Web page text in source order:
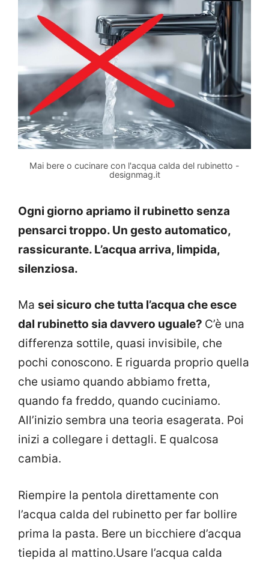
Mai bere o cucinare con l'acqua calda del rubinetto -
designmag.it
Ogni giorno apriamo il rubinetto senza
pensarci troppo. Un gesto automatico,
rassicurante. L’acqua arriva, limpida,
silenziosa.
Ma sei sicuro che tutta l’acqua che esce
dal rubinetto sia davvero uguale? C’è una
differenza sottile, quasi invisibile, che
pochi conoscono. E riguarda proprio quella
che usiamo quando abbiamo fretta,
quando fa freddo, quando cuciniamo.
All’inizio sembra una teoria esagerata. Poi
inizi a collegare i dettagli. E qualcosa
cambia.
Riempire la pentola direttamente con
l’acqua calda del rubinetto per far bollire
prima la pasta. Bere un bicchiere d’acqua
tiepida al mattino.Usare l’acqua calda